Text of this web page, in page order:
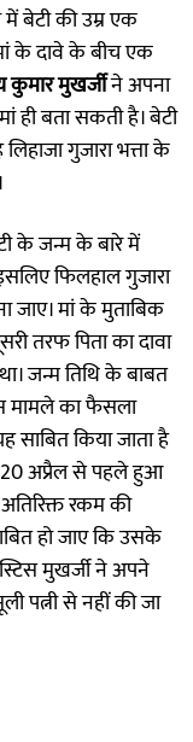
बेटी की उम्र एक
के दावे के बीच एक
मुखर्जीने अपना
ही बता सकती है। बेटी
गुजारा भत्ता के
के जन्म के बारे में
फिलहाल गुजारा
जाए। मां के मुताबिक
तरफ पिता का दावा
जन्म तिथि के बाबत
मामले का फैसला
साबित किया जाता है
20 अप्रैल से पहले हुआ
रकम की
हो जाए कि उसके
मुखर्जी ने अपने
पत्नी से नहीं की जा